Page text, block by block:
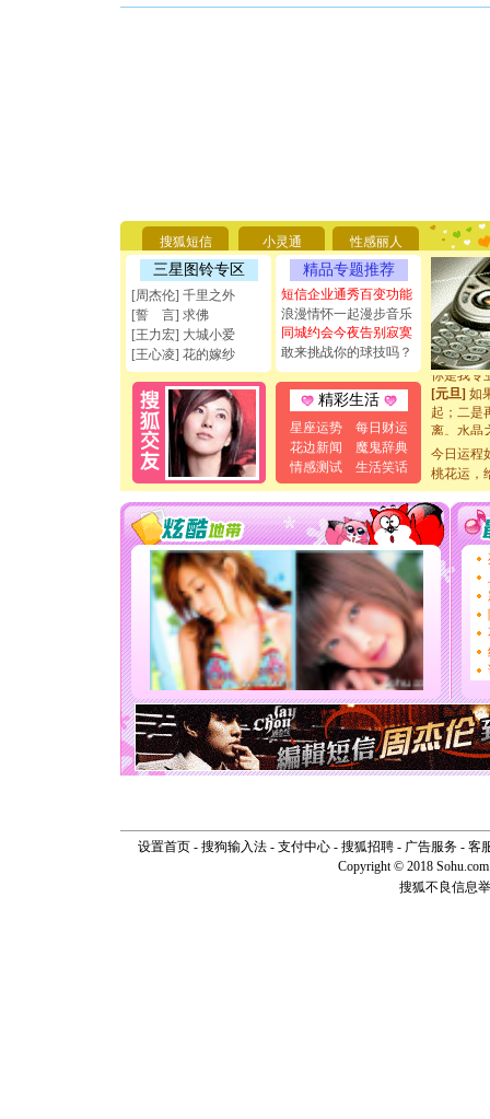
搜狐短信 小灵通 性感丽人
三星图铃专区
[周杰伦] 千里之外
[誓 言] 求佛
[王力宏] 大城小爱
[王心凌] 花的嫁纱
精品专题推荐
短信企业通秀百变功能
浪漫情怀一起漫步音乐
同城约会今夜告别寂寞
敢来挑战你的球技吗？
精彩生活
星座运势
每日财运
花边新闻
魔鬼辞典
情感测试
生活笑话
要平安！
[圣诞节]
能正大光
天都要快
[圣诞节]
如意,快
[元旦]看
断电。爱
你是我专
[元旦] 如
起；二是
离。水晶
泣，这
卖了。水
[春节]风
颜！冬去
道一声
[春节]
传
片叶子
送你一
[圣诞节]
你太多
要平安
[圣诞节]
能正大
天都要快
[圣诞节]
如意,快
[元旦]看
断电。爱
起；二是
离。水晶
[元旦]当
泣，这痛
今日运程
桃花运，
设置首页- 搜狗输入法- 支付中心- 搜狐招聘- 广告服务- 客
Copyright © 2018
搜狐不良信息